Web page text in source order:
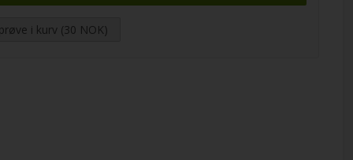
i kurv (30 NOK)